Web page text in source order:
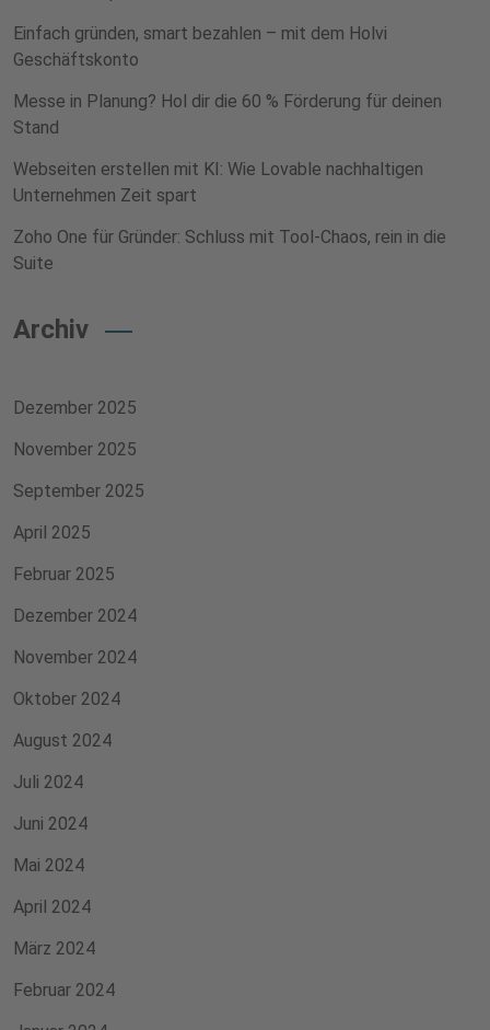
Einfach gründen, smart bezahlen – mit dem Holvi
Geschäftskonto
Messe in Planung? Hol dir die 60 % Förderung für deinen
Stand
Webseiten erstellen mit KI: Wie Lovable nachhaltigen
Unternehmen Zeit spart
Zoho One für Gründer: Schluss mit Tool-Chaos, rein in die
Suite
Archiv
Dezember 2025
November 2025
September 2025
April 2025
Februar 2025
Dezember 2024
November 2024
Oktober 2024
August 2024
Juli 2024
Juni 2024
Mai 2024
April 2024
März 2024
Februar 2024